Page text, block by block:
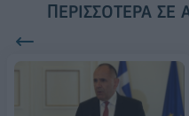
ΠΕΡΙΣΣΌΤΕΡΑ ΣΕ